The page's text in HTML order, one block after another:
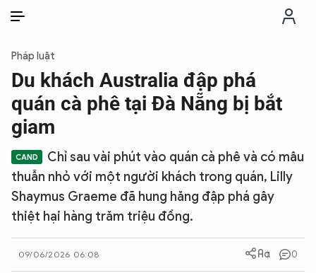
THỜI SỰ
CHỐNG DIỄN BIẾN HÒA BÌNH
CÔNG AN TRONG LÒNG DÂN
XÃ HỘI
Pháp luật
Du khách Australia đập phá
quán cà phê tại Đà Nẵng bị bắt
giam
Chỉ sau vài phút vào quán cà phê và có mâu
thuẫn nhỏ với một người khách trong quán, Lilly
Shaymus Graeme đã hung hăng đập phá gây
thiệt hại hàng trăm triệu đồng.
09/06/2026 06:08 0